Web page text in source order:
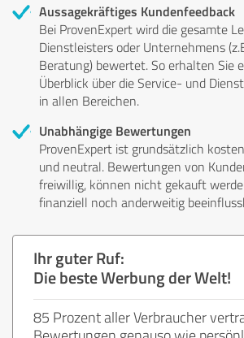
Aussagekräftiges Kundenfeedback
Bei ProvenExpert wird die gesamte
Dienstleisters oder Unternehmens
Beratung) bewertet. So erhalten Sie
Überblick über die Service- und
in allen Bereichen.
Unabhängige Bewertungen
ProvenExpert ist grundsätzlich
und neutral. Bewertungen von
freiwillig, können nicht gekauft
finanziell noch anderweitig
Ihr guter Ruf:
Die beste Werbung der Welt!
85 Prozent aller Verbraucher